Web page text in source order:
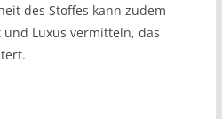
des Stoffes kann zudem
Luxus vermitteln, das